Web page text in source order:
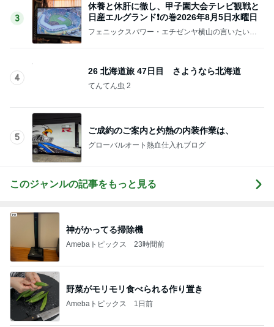
3
休養と休肝に徹し、甲子園大会テレビ観戦と
日産エルグランド❗の巻2026年8月5日水曜日
フェニックスパワー・エチゼンヤ横山の言いたい放
4
26 北海道旅 47日目 さようなら北海道
てんてん虫 2
5
ご成約のご案内と灼熱の内装作業は、
グローバルオート熱血仕入れブログ
このジャンルの記事をもっと見る
神がかってる掃除機
Amebaトピックス 23時間前
野菜がモリモリ食べられる作り置き
Amebaトピックス 1日前